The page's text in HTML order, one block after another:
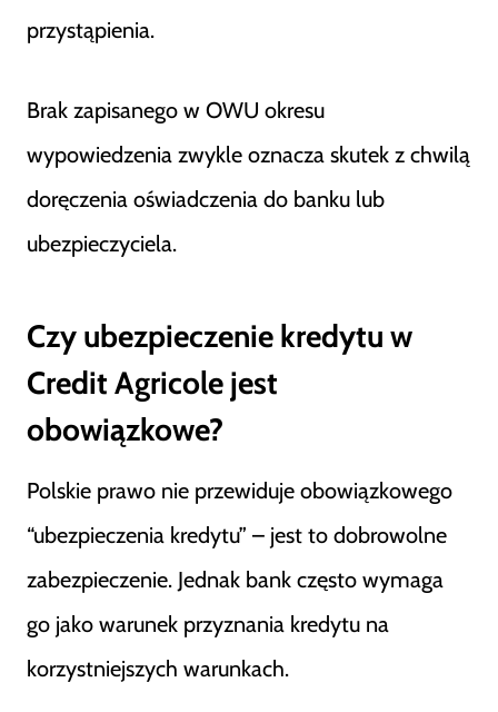
przystąpienia.
Brak zapisanego w OWU okresu
wypowiedzenia zwykle oznacza skutek z chwilą
doręczenia oświadczenia do banku lub
ubezpieczyciela.
Czy ubezpieczenie kredytu w
Credit Agricole jest
obowiązkowe?
Polskie prawo nie przewiduje obowiązkowego
“ubezpieczenia kredytu” – jest to dobrowolne
zabezpieczenie. Jednak bank często wymaga
go jako warunek przyznania kredytu na
korzystniejszych warunkach.